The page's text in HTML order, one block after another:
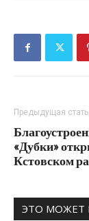
Предыдущая
«Дубки»
Кстовском
ЭТО МОЖЕТ